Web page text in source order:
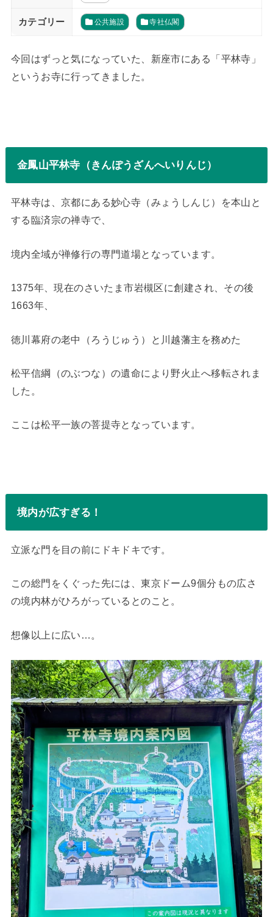
カテゴリー 公共施設 寺社仏閣
今回はずっと気になっていた、新座市にある「平林寺」
というお寺に行ってきました。
金鳳山平林寺（きんぽうざんへいりんじ）
平林寺は、京都にある妙心寺（みょうしんじ）を本山と
する臨済宗の禅寺で、
境内全域が禅修行の専門道場となっています。
1375年、現在のさいたま市岩槻区に創建され、その後
1663年、
徳川幕府の老中（ろうじゅう）と川越藩主を務めた
松平信綱（のぶつな）の遺命により野火止へ移転されま
した。
ここは松平一族の菩提寺となっています。
境内が広すぎる！
立派な門を目の前にドキドキです。
この総門をくぐった先には、東京ドーム9個分もの広さ
の境内林がひろがっているとのこと。
想像以上に広い…。